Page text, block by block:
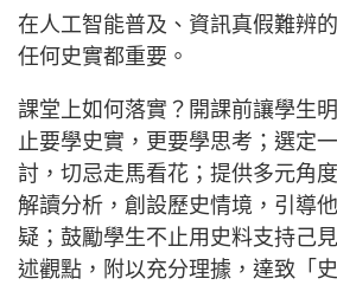
在人工智能普及、資訊真假難辨
任何史實都重要。
課堂上如何落實？開課前讓學生
止要學史實，更要學思考；選定
討，切忌走馬看花；提供多元角
解讀分析，創設歷史情境，引導
疑；鼓勵學生不止用史料支持己
述觀點，附以充分理據，達致「